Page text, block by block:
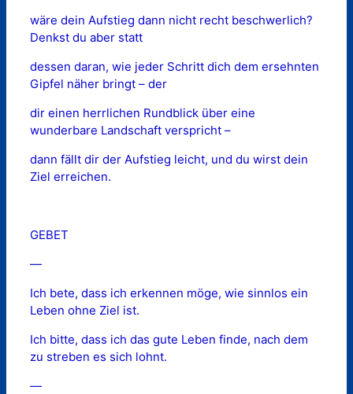
wäre dein Aufstieg dann nicht recht beschwerlich?
Denkst du aber statt
dessen daran, wie jeder Schritt dich dem ersehnten
Gipfel näher bringt – der
dir einen herrlichen Rundblick über eine
wunderbare Landschaft verspricht –
dann fällt dir der Aufstieg leicht, und du wirst dein
Ziel erreichen.
GEBET
—
Ich bete, dass ich erkennen möge, wie sinnlos ein
Leben ohne Ziel ist.
Ich bitte, dass ich das gute Leben finde, nach dem
zu streben es sich lohnt.
—